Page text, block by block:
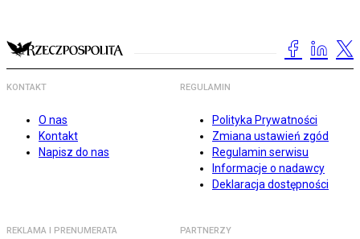
KONTAKT
O nas
Kontakt
Napisz do nas
REGULAMIN
Polityka Prywatności
Zmiana ustawień zgód
Regulamin serwisu
Informacje o nadawcy
Deklaracja dostępności
REKLAMA I PRENUMERATA PARTNERZY